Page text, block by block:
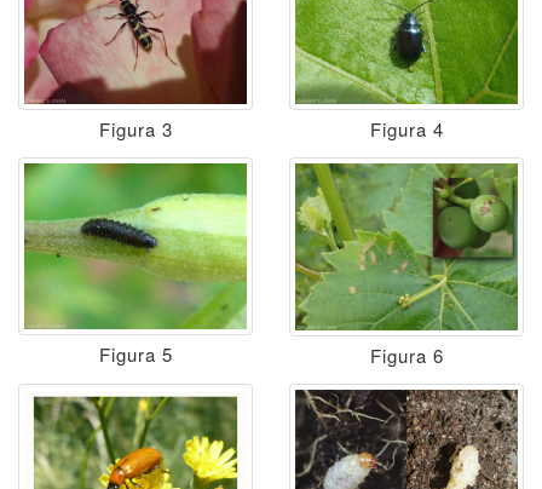
Figura 3 Figura 4
Figura 5 Figura 6